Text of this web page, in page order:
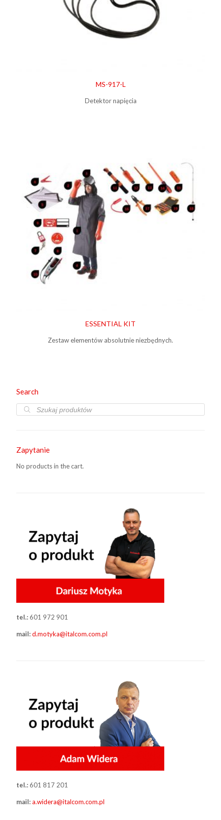
MS-917-L
Detektor napięcia
ESSENTIAL KIT
Zestaw elementów absolutnie niezbędnych.
Search
Wyszukiwarka
produktów
Zapytanie
No products in the cart.
tel.:601 972 901
mail:d.motyka@italcom.com.pl
tel.:601 817 201
mail:a.widera@italcom.com.pl